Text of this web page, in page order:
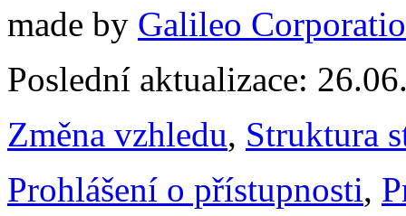
made by Galileo
Poslední aktualizace:
Změna vzhledu, Struktura
Prohlášení o přístupnosti,